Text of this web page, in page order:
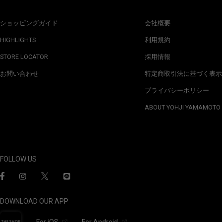
ショッピングガイド
HIGHLIGHTS
STORE LOCATOR
お問い合わせ
会社概要
利用規約
採用情報
特定商取引法に基づく表示
プライバシーポリシー
ABOUT YOHJI YAMAMOTO
FOLLOW US
DOWNLOAD OUR APP